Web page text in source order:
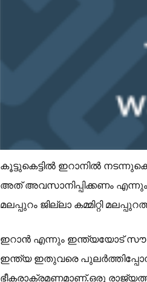
കൂട്ടുകെട്ടിൽ ഇറാനിൽ
അത് അവസാനിപ്പിക്കണം
മലപ്പുറം ജില്ലാ കമ്മിറ്റി
ഇറാൻ എന്നും ഇന്ത്യയോട്
ഇന്ത്യ ഇതുവരെ
ഭീകരാക്രമണമാണ്.ഒരു